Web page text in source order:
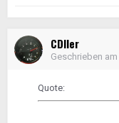
CDIler
Geschrieben am
Quote: